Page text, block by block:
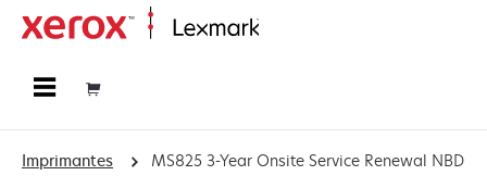
Imprimantes MS825 3-Year Onsite Service Renewal NBD